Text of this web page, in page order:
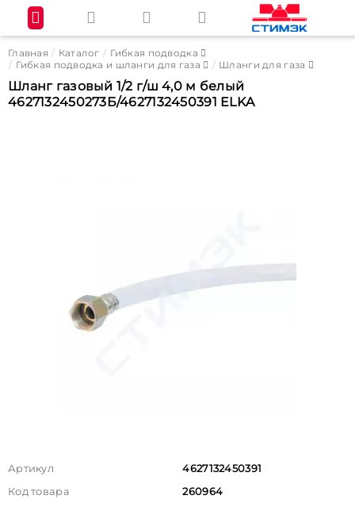
Главная Каталог
Гибкая подводка
Гибкая подводка и шланги для газа
Шланги для газа
Шланг газовый 1/2 г/ш 4,0 м белый
4627132450273Б/4627132450391 ELKA
Артикул
4627132450391
Код товара
260964